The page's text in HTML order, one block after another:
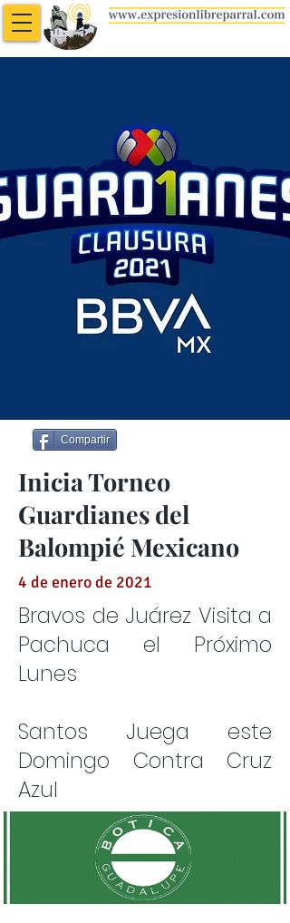
Compartir
Inicia Torneo
Guardianes del
Balompié Mexicano
4 de enero de 2021
Bravos de Juárez Visita a
Pachuca el Próximo
Lunes
Santos Juega este
Domingo Contra Cruz
Azul